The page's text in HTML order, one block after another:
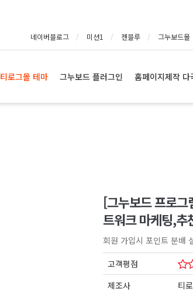
네이버블로그 미션1 젠블루 그누보드몰
티로그몰 테마 그누보드 플러그인 홈페이지제작 다
[그누보드 프로
트워크 마케팅,
회원 가입시 포인트 분배
고객평점
제조사
티